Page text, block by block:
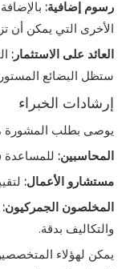
رسوم إضافية:
الأخرى التي يمكن أن
العائد على الاستثمار:
ستظل البضائع
إرشادات الخبراء
يوصى بطلب المشورة
المحاسبين: للمساعدة
مستشارو الأعمال:
المخلصون الجمركيون:
والتكاليف بدقة.
يمكن لهؤلاء